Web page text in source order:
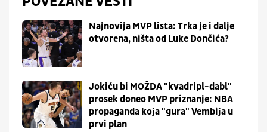
Najnovija MVP lista: Trka je i dalje
otvorena, ništa od Luke Dončića?
Jokiću bi MOŽDA "kvadripl-dabl"
prosek doneo MVP priznanje: NBA
propaganda koja "gura" Vembija u
prvi plan